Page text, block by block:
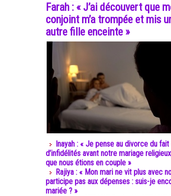
Farah : « J’ai découvert que
conjoint m’a trompée et mis
autre fille enceinte »
Inayah : « Je pense au divorce du fait
d’infidélités avant notre mariage
que nous étions en couple »
Rajiya : « Mon mari ne vit plus avec
participe pas aux dépenses : suis-je
mariée ? »